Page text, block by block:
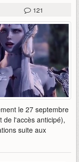
121
le 27 septembre
de l'accès anticipé),
suite aux